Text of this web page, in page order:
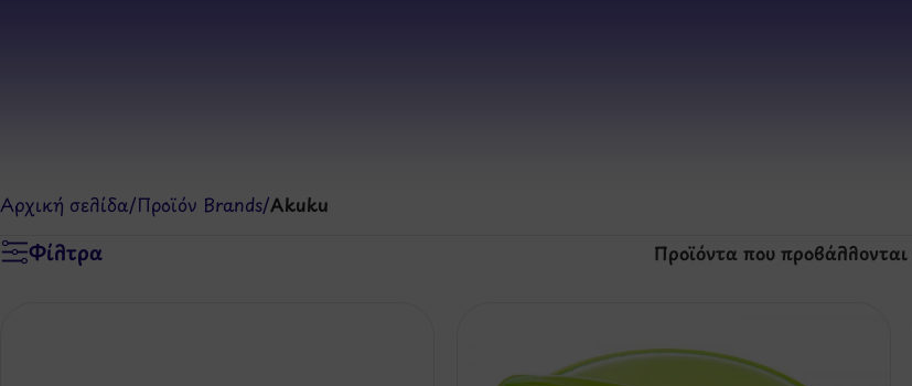
Αρχική σελίδα/Προϊόν Brands/Akuku
Φίλτρα Προϊόντα που προβάλλονται